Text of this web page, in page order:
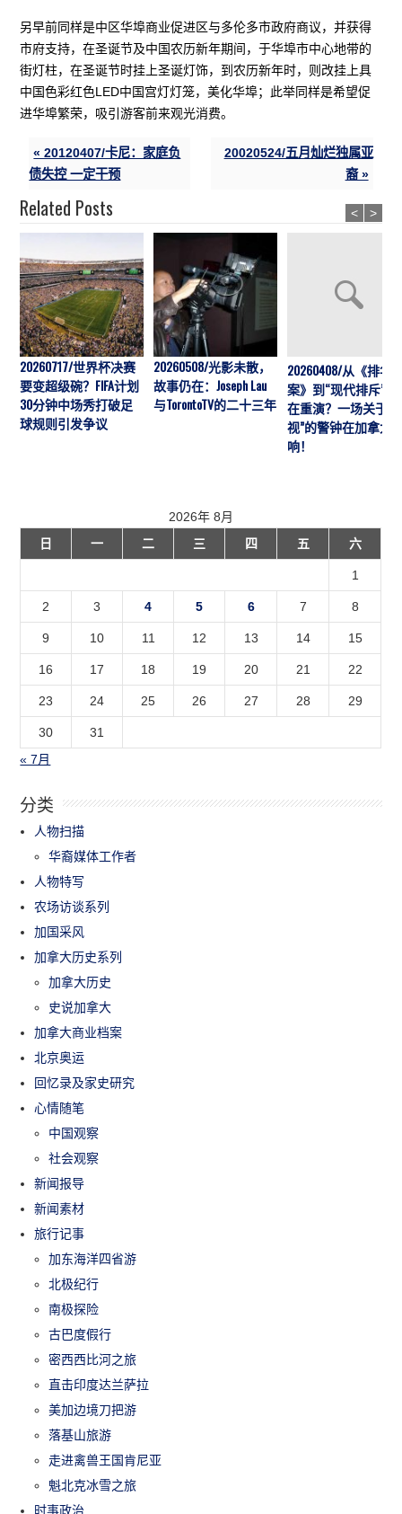
另早前同样是中区华埠商业促进区与多伦多市政府商议，并获得
市府支持，在圣诞节及中国农历新年期间，于华埠市中心地带的
街灯柱，在圣诞节时挂上圣诞灯饰，到农历新年时，则改挂上具
中国色彩红色LED中国宫灯灯笼，美化华埠；此举同样是希望促
进华埠繁荣，吸引游客前来观光消费。
« 20120407/卡尼：家庭负
债失控 一定干预
20020524/五月灿烂独属亚
裔 »
Related Posts
20260717/世界杯决赛
要变超级碗？FIFA计划
30分钟中场秀打破足
球规则引发争议
20260508/光影未散，
故事仍在：Joseph Lau
与TorontoTV的二十三年
20260408/从《排华
案》到“现代排斥”历
在重演？一场关于“
视”的警钟在加拿大
响！
< >
2026年 8月
日
一 二 三 四 五 六
1
2 3 4 5 6 7 8
9 10 11 12 13 14 15
16 17 18 19 20 21 22
23 24 25 26 27 28 29
30
31
« 7月
分类
人物扫描
华裔媒体工作者
人物特写
农场访谈系列
加国采风
加拿大历史系列
加拿大历史
史说加拿大
加拿大商业档案
北京奥运
回忆录及家史研究
心情随笔
中国观察
社会观察
新闻报导
新闻素材
旅行记事
加东海洋四省游
北极纪行
南极探险
古巴度假行
密西西比河之旅
直击印度达兰萨拉
美加边境刀把游
落基山旅游
走进禽兽王国肯尼亚
魁北克冰雪之旅
时事政治